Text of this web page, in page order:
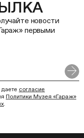
новости
первыми
согласие
Политики Музея «Гараж»
.